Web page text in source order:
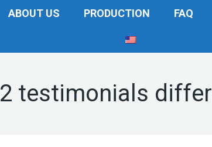
ABOUT US PRODUCTION FAQ
2 testimonials